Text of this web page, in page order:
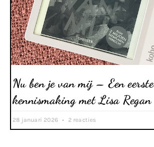
Nu ben je van mij – Een eerste
kennismaking met Lisa Regan
28 januari 2026 2 reacties